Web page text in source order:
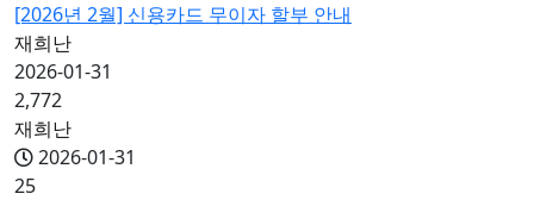
[2026년 2월] 신용카드 무이자 할부 안내
재희난
2026-01-31
2,772
재희난
2026-01-31
25